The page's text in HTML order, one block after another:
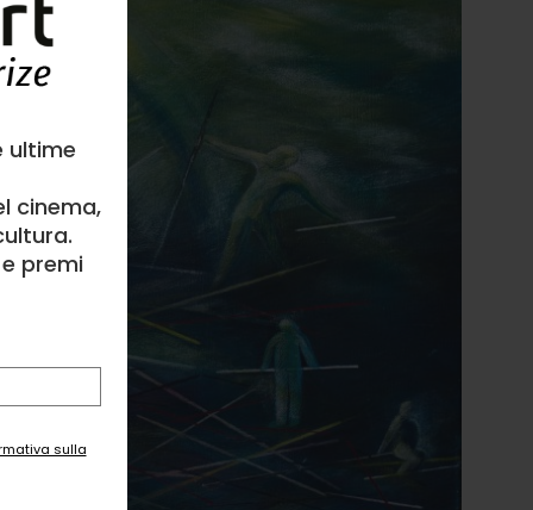
ultime
cinema,
premi
sulla